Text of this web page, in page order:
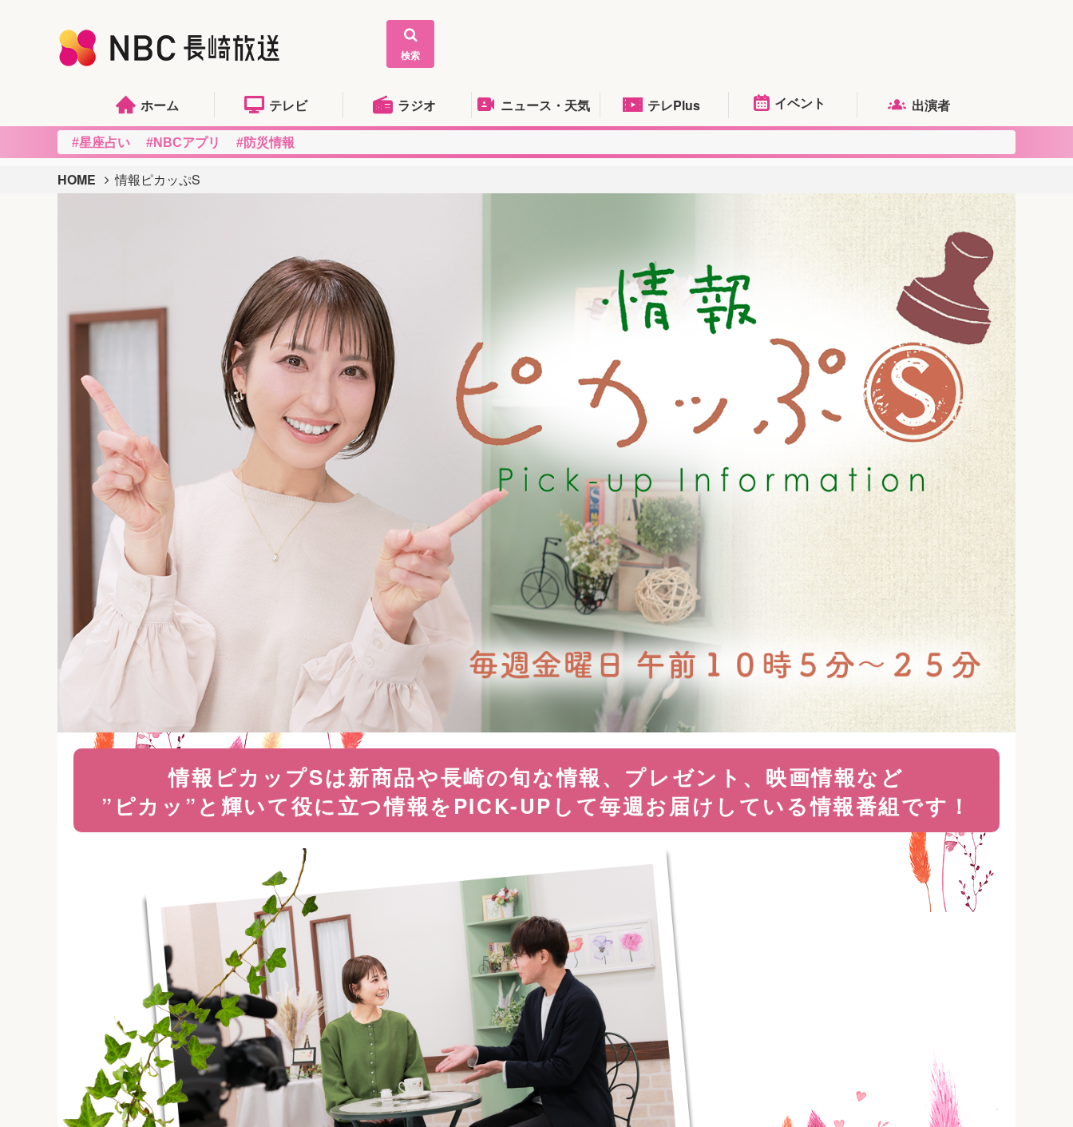
検索
ホーム テレビ ラジオ ニュース・天気 テレPlus イベント 出演者
#星座占い #NBCアプリ #防災情報
HOME 情報ピカッぷS
情報ピカップSは新商品や長崎の旬な情報、 プレゼント、映画情報など
”ピカッ”と輝いて役に立つ情報をPICK-UPして毎週お届けしている情報番組です！